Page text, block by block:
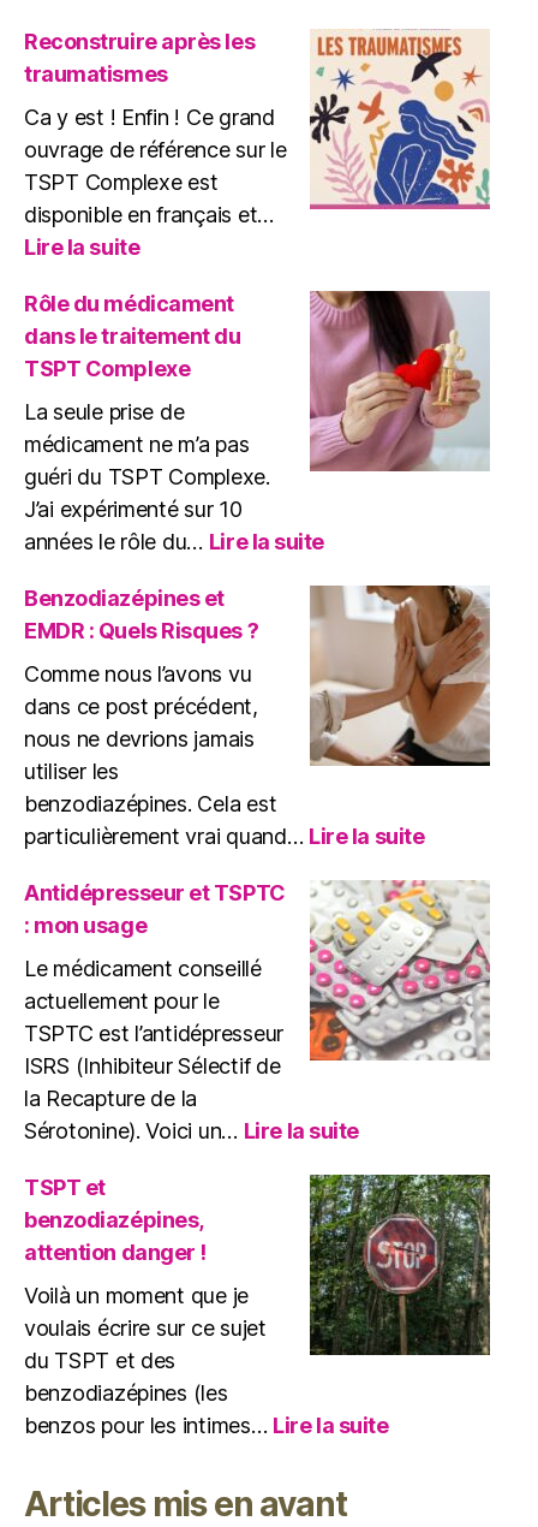
approche
globale
de
soins
du
TSPT
Reconstruire après les
traumatismes
Ca y est ! Enfin ! Ce grand
ouvrage de référence sur le
TSPT Complexe est
disponible en français et…
Lire la suite:
après
traumatismes
Rôle du médicament
dans le traitement du
TSPT Complexe
La seule prise de
médicament ne m’a pas
guéri du TSPT Complexe.
J’ai expérimenté sur 10
années le rôle du… Lire la suite:
du
médicament
traitement
du
TSPT
Benzodiazépines et
EMDR : Quels Risques ?
Comme nous l’avons vu
dans ce post précédent,
nous ne devrions jamais
utiliser les
benzodiazépines. Cela est
particulièrement vrai quand… Lire la suite:
et
EMDR
:
Quels
Risques
?
Antidépresseur et TSPTC
: mon usage
Le médicament conseillé
actuellement pour le
TSPTC est l’antidépresseur
ISRS (Inhibiteur Sélectif de
la Recapture de la
Sérotonine). Voici un… Lire la suite:
et
TSPTC
:
mon
usage
TSPT et
benzodiazépines,
attention danger !
Voilà un moment que je
voulais écrire sur ce sujet
du TSPT et des
benzodiazépines (les
benzos pour les intimes… Lire la suite:
Articles mis en avant